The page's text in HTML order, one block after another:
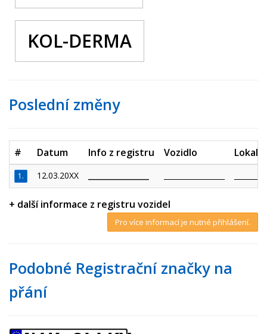
KOL-DERMA
Poslední změny
# Datum Info z registru Vozidlo
1. 12.03.20XX
+ další informace z registru vozidel
Pro více informací je nutné přihlášení.
Podobné Registrační značky na
přání